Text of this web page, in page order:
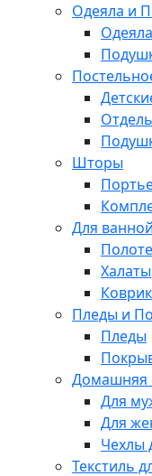
Одеяла и
Одеяла
Шторы
Для
Халаты
Пледы и
Пледы
Домашняя
Для
Для
Чехлы
Текстиль